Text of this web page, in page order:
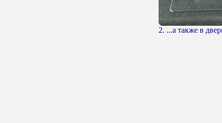
2. ...а также в